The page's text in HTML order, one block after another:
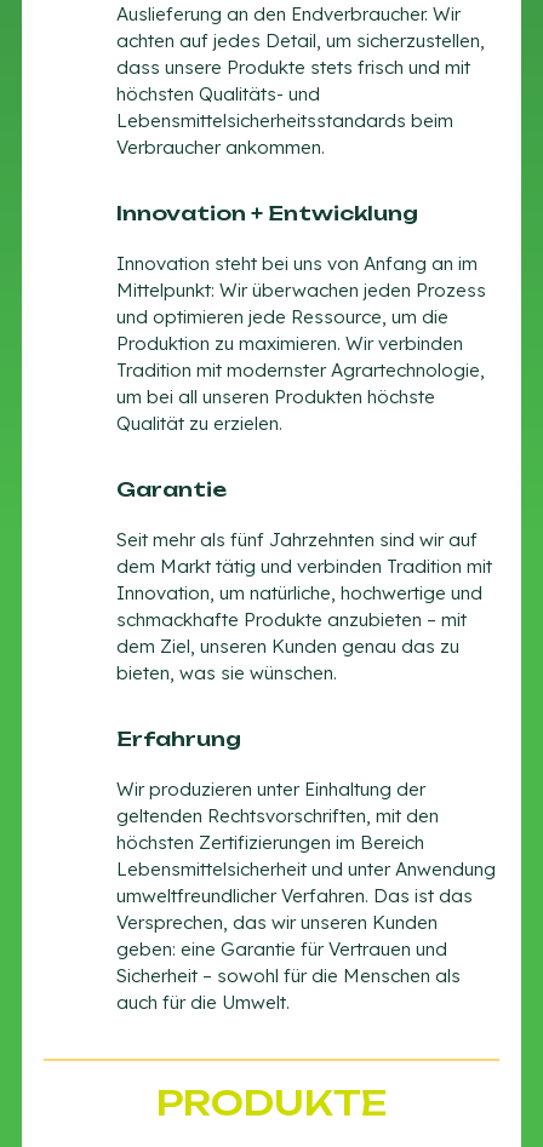
Auslieferung an den Endverbraucher. Wir
achten auf jedes Detail, um sicherzustellen,
dass unsere Produkte stets frisch und mit
höchsten Qualitäts- und
Lebensmittelsicherheitsstandards beim
Verbraucher ankommen.
Innovation + Entwicklung
Innovation steht bei uns von Anfang an im
Mittelpunkt: Wir überwachen jeden Prozess
und optimieren jede Ressource, um die
Produktion zu maximieren. Wir verbinden
Tradition mit modernster Agrartechnologie,
um bei all unseren Produkten höchste
Qualität zu erzielen.
Garantie
Seit mehr als fünf Jahrzehnten sind wir auf
dem Markt tätig und verbinden Tradition mit
Innovation, um natürliche, hochwertige und
schmackhafte Produkte anzubieten – mit
dem Ziel, unseren Kunden genau das zu
bieten, was sie wünschen.
Erfahrung
Wir produzieren unter Einhaltung der
geltenden Rechtsvorschriften, mit den
höchsten Zertifizierungen im Bereich
Lebensmittelsicherheit und unter Anwendung
umweltfreundlicher Verfahren. Das ist das
Versprechen, das wir unseren Kunden
geben: eine Garantie für Vertrauen und
Sicherheit – sowohl für die Menschen als
auch für die Umwelt.
PRODUKTE